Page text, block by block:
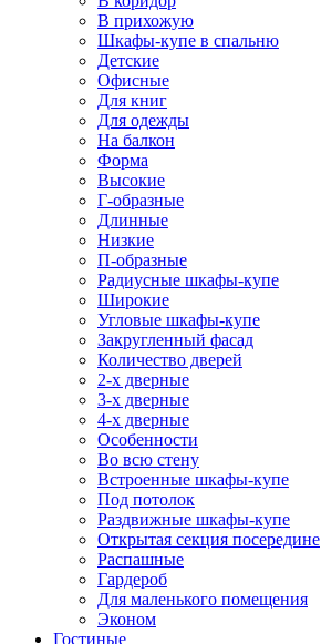
В прихожую
Шкафы-купе в спальню
Детские
Офисные
Для книг
Для одежды
На балкон
Форма
Высокие
Г-образные
Длинные
Низкие
П-образные
Радиусные шкафы-купе
Широкие
Угловые шкафы-купе
Закругленный фасад
Количество дверей
2-х дверные
3-х дверные
4-х дверные
Особенности
Во всю стену
Встроенные шкафы-купе
Под потолок
Раздвижные шкафы-купе
Открытая секция посередине
Распашные
Гардероб
Для маленького помещения
Эконом
Гостиные